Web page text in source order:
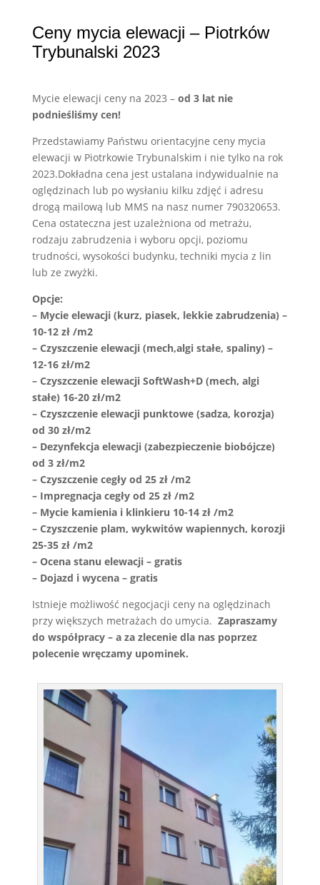
Ceny mycia elewacji – Piotrków
Trybunalski 2023
Mycie elewacji ceny na 2023 – od 3 lat nie
podnieśliśmy cen!
Przedstawiamy Państwu orientacyjne ceny mycia
elewacji w Piotrkowie Trybunalskim i nie tylko na rok
2023.Dokładna cena jest ustalana indywidualnie na
oględzinach lub po wysłaniu kilku zdjęć i adresu
drogą mailową lub MMS na nasz numer 790320653.
Cena ostateczna jest uzależniona od metrażu,
rodzaju zabrudzenia i wyboru opcji, poziomu
trudności, wysokości budynku, techniki mycia z lin
lub ze zwyżki.
Opcje:
– Mycie elewacji (kurz, piasek, lekkie zabrudzenia) –
10-12 zł /m2
– Czyszczenie elewacji (mech,algi stałe, spaliny) –
12-16 zł/m2
– Czyszczenie elewacji SoftWash+D (mech, algi
stałe) 16-20 zł/m2
– Czyszczenie elewacji punktowe (sadza, korozja)
od 30 zł/m2
– Dezynfekcja elewacji (zabezpieczenie biobójcze)
od 3 zł/m2
– Czyszczenie cegły od 25 zł /m2
– Impregnacja cegły od 25 zł /m2
– Mycie kamienia i klinkieru 10-14 zł /m2
– Czyszczenie plam, wykwitów wapiennych, korozji
25-35 zł /m2
– Ocena stanu elewacji – gratis
– Dojazd i wycena – gratis
Istnieje możliwość negocjacji ceny na oględzinach
przy większych metrażach do umycia. Zapraszamy
do współpracy – a za zlecenie dla nas poprzez
polecenie wręczamy upominek.